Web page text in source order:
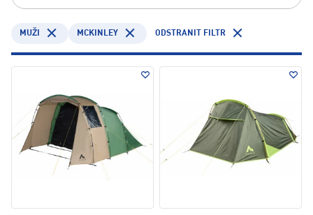
MUŽI MCKINLEY ODSTRANIT FILTR